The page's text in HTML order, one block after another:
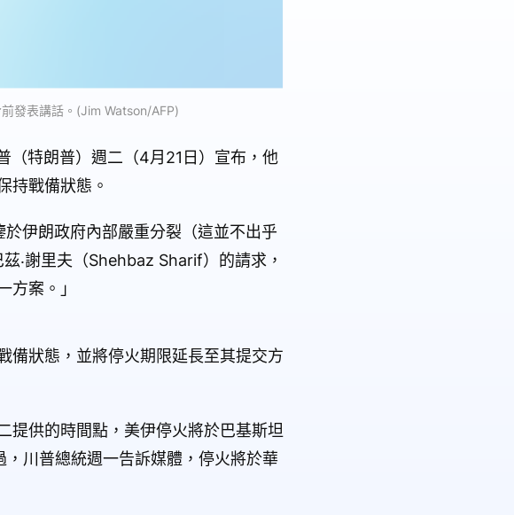
發表講話。(Jim Watson/AFP)
（特朗普）週二（4月21日）宣布，他
持戰備狀態。
伊朗政府內部嚴重分裂（這並不出乎
‧謝里夫（Shehbaz Sharif）的請求，
案。」
備狀態，並將停火期限延長至其提交方
提供的時間點，美伊停火將於巴基斯坦
川普總統週一告訴媒體，停火將於華